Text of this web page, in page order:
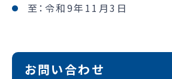
至：令和9年11月3日
お問い合わせ